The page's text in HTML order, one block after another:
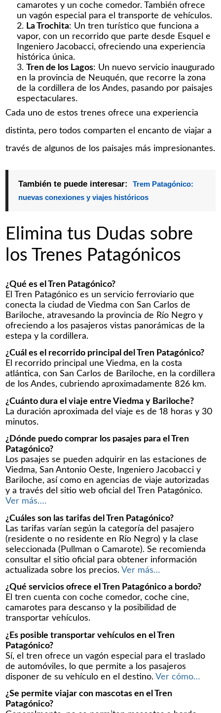
camarotes y un coche comedor. También ofrece
un vagón especial para el transporte de vehículos.
La Trochita: Un tren turístico que funciona a
vapor, con un recorrido que parte desde Esquel e
Ingeniero Jacobacci, ofreciendo una experiencia
histórica única.
Tren de los Lagos: Un nuevo servicio inaugurado
en la provincia de Neuquén, que recorre la zona
de la cordillera de los Andes, pasando por paisajes
espectaculares.
Cada uno de estos trenes ofrece una experiencia
distinta, pero todos comparten el encanto de viajar a
través de algunos de los paisajes más impresionantes.
También te puede interesar:
Trem Patagónico:
nuevas conexiones y viajes históricos
Elimina tus Dudas sobre
los Trenes Patagónicos
¿Qué es el Tren Patagónico?
El Tren Patagónico es un servicio ferroviario que
conecta la ciudad de Viedma con San Carlos de
Bariloche, atravesando la provincia de Río Negro y
ofreciendo a los pasajeros vistas panorámicas de la
estepa y la cordillera.
¿Cuál es el recorrido principal del Tren Patagónico?
El recorrido principal une Viedma, en la costa
atlántica, con San Carlos de Bariloche, en la cordillera
de los Andes, cubriendo aproximadamente 826 km.
¿Cuánto dura el viaje entre Viedma y Bariloche?
La duración aproximada del viaje es de 18 horas y 30
minutos.
¿Dónde puedo comprar los pasajes para el Tren
Patagónico?
Los pasajes se pueden adquirir en las estaciones de
Viedma, San Antonio Oeste, Ingeniero Jacobacci y
Bariloche, así como en agencias de viaje autorizadas
y a través del sitio web oficial del Tren Patagónico.
Ver más….
¿Cuáles son las tarifas del Tren Patagónico?
Las tarifas varían según la categoría del pasajero
(residente o no residente en Río Negro) y la clase
seleccionada (Pullman o Camarote). Se recomienda
consultar el sitio oficial para obtener información
actualizada sobre los precios.Ver más…
¿Qué servicios ofrece el Tren Patagónico a bordo?
El tren cuenta con coche comedor, coche cine,
camarotes para descanso y la posibilidad de
transportar vehículos.
¿Es posible transportar vehículos en el Tren
Patagónico?
Sí, el tren ofrece un vagón especial para el traslado
de automóviles, lo que permite a los pasajeros
disponer de su vehículo en el destino. Ver cómo…
¿Se permite viajar con mascotas en el Tren
Patagónico?